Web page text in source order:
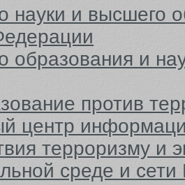
науки и высшего
образования и
против
центр
терроризму и
среде и сети